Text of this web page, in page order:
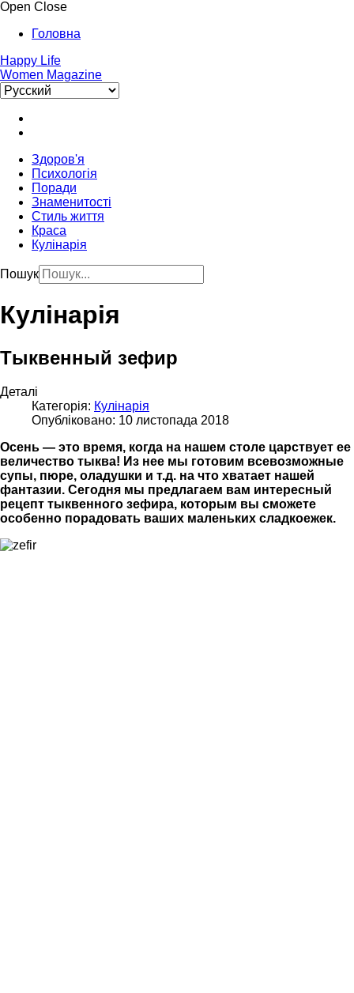
Open Close
Головна
Happy Life
Women Magazine
Здоров'я
Психологія
Поради
Знаменитості
Стиль життя
Краса
Кулінарія
Пошук
Кулінарія
Тыквенный зефир
Деталі
Категорія: Кулінарія
Опубліковано: 10 листопада 2018
Осень — это время, когда на нашем столе царствует ее
величество тыква! Из нее мы готовим всевозможные
супы, пюре, оладушки и т.д. на что хватает нашей
фантазии. Сегодня мы предлагаем вам интересный
рецепт тыквенного зефира, которым вы сможете
особенно порадовать ваших маленьких сладкоежек.